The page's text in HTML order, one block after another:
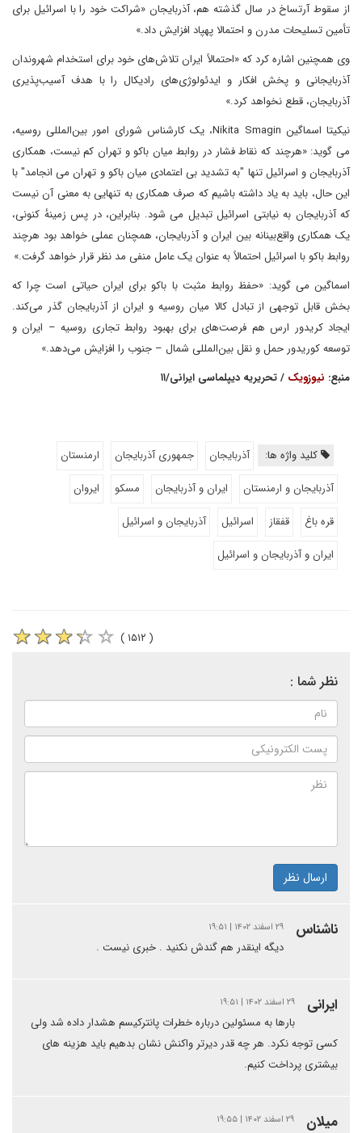
از سقوط آرتساخ در سال گذشته هم، آذربایجان «شراکت خود را با اسرائیل برای
تأمین تسلیحات مدرن و احتمالا پهپاد افزایش داد.»
وی همچنین اشاره کرد که «احتمالاً ایران تلاش‌های خود برای استخدام شهروندان
آذربایجانی و پخش افکار و ایدئولوژی‌های رادیکال را با هدف آسیب‌پذیری
آذربایجان، قطع نخواهد کرد.»
نیکیتا اسماگین Nikita Smagin، یک کارشناس شورای امور بین‌المللی روسیه،
می گوید: «هرچند که نقاط فشار در روابط میان باکو و تهران کم نیست، همکاری
آذربایجان و اسرائیل تنها "به تشدید بی اعتمادی میان باکو و تهران می انجامد" با
این حال، باید به یاد داشته باشیم که صرف همکاری به تنهایی به معنی آن نیست
که آذربایجان به نیابتی اسرائیل تبدیل می شود. بنابراین، در پس زمینهٔ کنونی،
یک همکاری واقع‌بینانه بین ایران و آذربایجان، همچنان عملی خواهد بود هرچند
روابط باکو با اسرائیل احتمالاً به عنوان یک عامل منفی مد نظر قرار خواهد گرفت.»
اسماگین می گوید: «حفظ روابط مثبت با باکو برای ایران حیاتی است چرا که
بخش قابل توجهی از تبادل کالا میان روسیه و ایران از آذربایجان گذر می‌کند.
ایجاد کریدور ارس هم فرصت‌های برای بهبود روابط تجاری روسیه – ایران و
توسعه کوریدور حمل و نقل بین‌المللی شمال – جنوب را افزایش می‌دهد.»
منبع: نیوزویک / تحریریه دیپلماسی ایرانی/۱۱
کلید واژه ها: آذربایجان جمهوری آذربایجان
ارمنستان
آذربایجان و ارمنستان
ایران و آذربایجان مسکو
ایروان
قره باغ
قفقاز اسرائیل
آذربایجان و اسرائیل
ایران و آذربایجان و اسرائیل
( ۱۵۱۲ )
نظر شما :
ارسال نظر
ناشناس ۲۹ اسفند ۱۴۰۲ | ۱۹:۵۱
دیگه اینقدر هم گندش نکنید . خبری نیست .
ایرانی ۲۹ اسفند ۱۴۰۲ | ۱۹:۵۱
بارها به مسئولین درباره خطرات پانترکیسم هشدار داده شد ولی
کسی توجه نکرد. هر چه قدر دیرتر واکنش نشان بدهیم باید هزینه های
بیشتری پرداخت کنیم.
میلان ۲۹ اسفند ۱۴۰۲ | ۱۹:۵۵